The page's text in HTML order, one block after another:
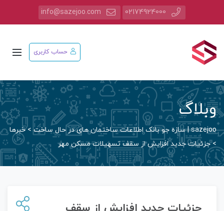
02174924000
info@sazejoo.com
حساب کاربری
وبلاگ
sazejoo | سازه جو بانک اطلاعات ساختمان های در حال ساخت >خبرها
>جزئیات جدید افزایش از سقف تسهیلات مسکن مهر